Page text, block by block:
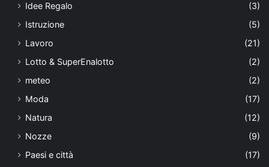
Idee Regalo
(3)
Istruzione
(5)
Lavoro
(21)
Lotto & SuperEnalotto
(2)
meteo
(2)
Moda
(17)
Natura
(12)
Nozze
(9)
Paesi e città
(17)